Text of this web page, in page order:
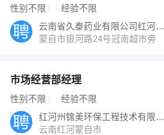
性别不限 经验不限
云南省久泰药业有限公司红河分公司
蒙自市银河路24号冠南超市旁
市场经营部经理
性别不限 经验不限
红河州锦美环保工程技术有限公司
云南红河蒙自市